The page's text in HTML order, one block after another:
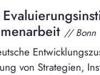
// Bonn
von Strategien,